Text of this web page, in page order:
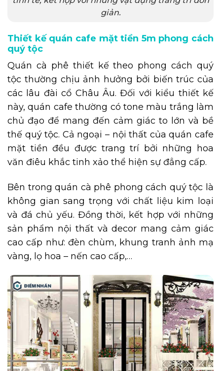
giản.
Thiết kế quán cafe mặt tiền 5m phong cách
quý tộc
Quán cà phê thiết kế theo phong cách quý
tộc thường chịu ảnh hưởng bởi biến trúc của
các lâu đài cổ Châu Âu. Đối với kiểu thiết kế
này, quán cafe thường có tone màu trắng làm
chủ đạo để mang đến cảm giác to lớn và bề
thế quý tộc. Cả ngoại – nội thất của quán cafe
mặt tiền đều được trang trí bởi những hoa
văn điêu khắc tinh xảo thể hiện sự đẳng cấp.
Bên trong quán cà phê phong cách quý tộc là
không gian sang trọng với chất liệu kim loại
và đá chủ yếu. Đồng thời, kết hợp với những
sản phẩm nội thất và decor mang cảm giác
cao cấp như: đèn chùm, khung tranh ảnh mạ
vàng, lọ hoa – nến cao cấp,…